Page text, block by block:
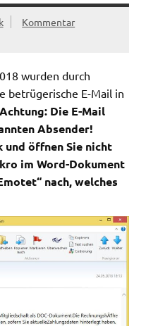
Kommentar
wurden durch
betrügerische E-Mail in
Achtung: Die E-Mail
Absender!
und öffnen Sie nicht
im Word-Dokument
nach, welches